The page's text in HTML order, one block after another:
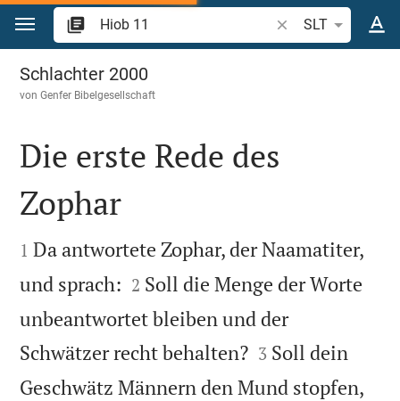
Zum Inhalt springen
Bibelstelle oder
SLT
Hiob 11
Schlachter 2000
vonGenfer Bibelgesellschaft

Die erste Rede des
Zophar

1 Da antwortete Zophar, der Naamatiter,
und sprach: 

2 Soll die Menge der Worte
unbeantwortet bleiben und der
Schwätzer recht behalten?
3 Soll dein
Geschwätz Männern den Mund stopfen,